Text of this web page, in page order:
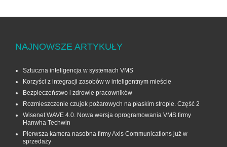
NAJNOWSZE ARTYKUŁY
Sztuczna inteligencja w systemach VMS
Korzyści z integracji zasobów w inteligentnym mieście
Bezpieczeństwo i zdrowie pracowników
Rozmieszczenie czujek pożarowych na płaskim stropie. Część 2
Wisenet WAVE 4.0. Nowa wersja oprogramowania VMS firmy
Hanwha Techwin
Pierwsza kamera nasobna firmy Axis Communications już w
sprzedaży